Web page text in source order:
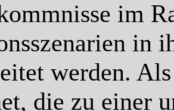
im
in
werden.
die zu einer